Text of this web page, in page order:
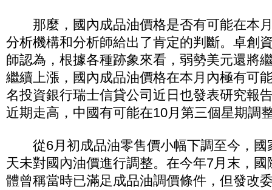
那麼，國內成品油價格是否有可能在本
分析機構和分析師給出了肯定的判斷。卓創
師認為，根據各種跡象來看，弱勢美元還將
繼續上漲，國內成品油價格在本月內極有可
名投資銀行瑞士信貸公司近日也發表研究報
近期走高，中國有可能在10月第三個星期調
從6月初成品油零售價小幅下調至今，國
天未對國內油價進行調整。在今年7月末，
體曾稱當時已滿足成品油調價條件，但發改